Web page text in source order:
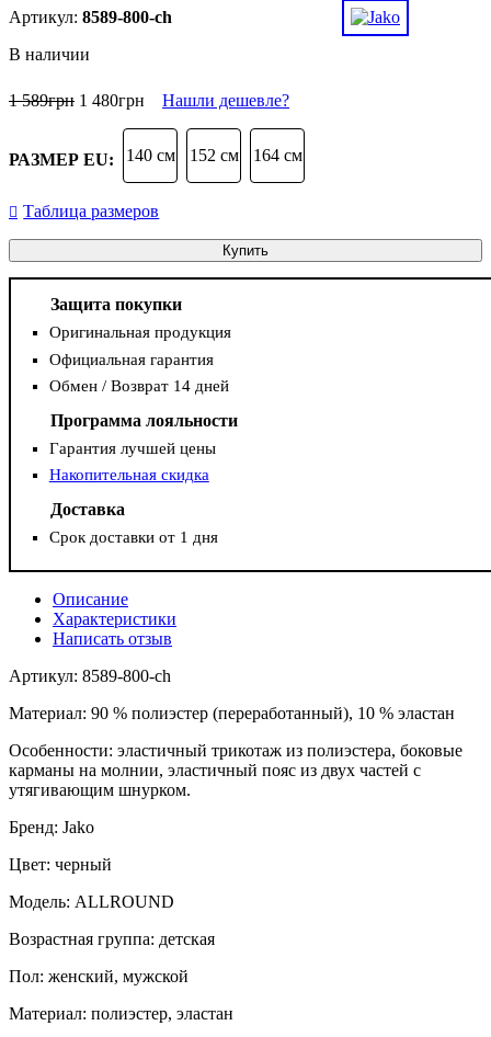
8589-800-ch
В наличии
1 589грн 1 480грн Нашли дешевле?
РАЗМЕР EU: 140 см 152 см 164 см
Таблица размеров
Купить
Защита покупки
Оригинальная продукция
Официальная гарантия
Обмен / Возврат 14 дней
Программа лояльности
Гарантия лучшей цены
Накопительная скидка
Доставка
Срок доставки от 1 дня
Описание
Характеристики
Написать отзыв
Артикул: 8589-800-ch
Материал: 90 % полиэстер (переработанный), 10 % эластан
Особенности: эластичный трикотаж из полиэстера, боковые
карманы на молнии, эластичный пояс из двух частей с
утягивающим шнурком.
Бренд: Jako
Цвет: черный
Модель: ALLROUND
Возрастная группа: детская
Пол: женский, мужской
Материал: полиэстер, эластан